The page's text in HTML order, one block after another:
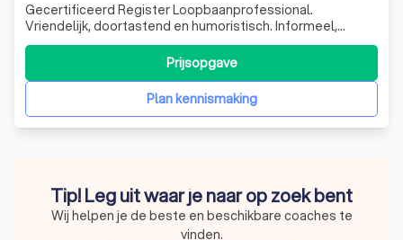
Gecertificeerd Register Loopbaanprofessional.
Vriendelijk, doortastend en humoristisch. Informeel,
gestructureerd en persoonlijke aanpak. Succesvol door
combi van kennis, ervaring en persoonlijkheid
Plan kennismaking
Prijsopgave
Tip! Leg uit waar je naar op zoek bent
Wij helpen je de beste en beschikbare coaches te
vinden.